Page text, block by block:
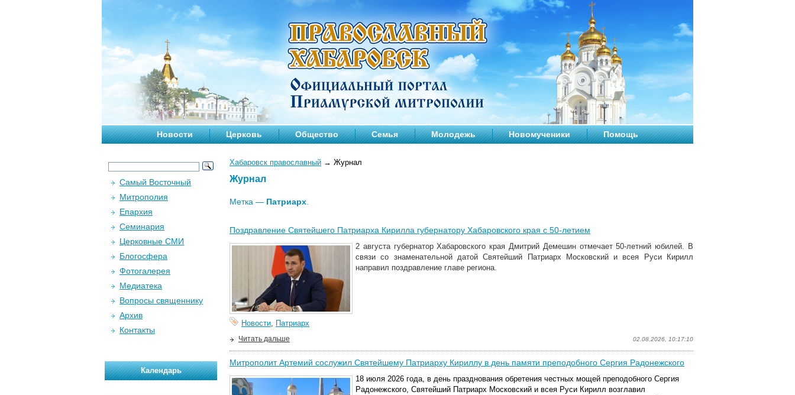
Новости Церковь Общество Семья Молодежь Новомученики Помощь
Хабаровск православный → Журнал
Журнал
Метка — Патриарх
Поздравление Святейшего Патриарха Кирилла губернатору Хабаровского края с 50-летием
2 августа губернатор Хабаровского края Дмитрий Демешин отмечает 50-летний юбилей. В
связи со знаменательной датой Святейший Патриарх Московский и всея Руси Кирилл
направил поздравление главе региона.
Новости, Патриарх
02.08.2026, 10:17:10
Читать дальше
Митрополит Артемий сослужил Святейшему Патриарху Кириллу в день памяти преподобного Сергия Радонежского
18 июля 2026 года, в день празднования обретения честных мощей преподобного Сергия
Радонежского, Святейший Патриарх Московский и всея Руси Кирилл возглавил
Самый Восточный
Митрополия
Епархия
Семинария
Церковные СМИ
Блогосфера
Фотогалерея
Медиатека
Вопросы священнику
Архив
Контакты
Календарь